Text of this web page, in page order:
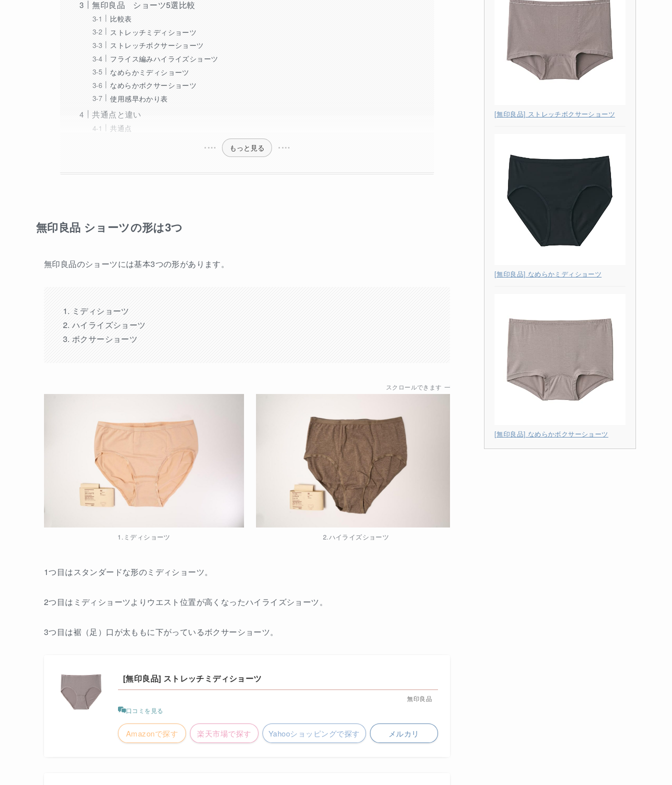
無印良品 ショーツ5選比較
比較表
ストレッチミディショーツ
ストレッチボクサーショーツ
フライス編みハイライズショーツ
なめらかミディショーツ
なめらかボクサーショーツ
使用感早わかり表
共通点と違い
共通点
もっと見る
無印良品 ショーツの形は3つ
無印良品のショーツには基本3つの形があります。
ミディショーツ
ハイライズショーツ
ボクサーショーツ
スクロールできます
1.ミディショーツ 2.ハイライズショーツ
1つ目はスタンダードな形のミディショーツ。
2つ目はミディショーツよりウエスト位置が高くなったハイライズショーツ。
3つ目は裾（足）口が太ももに下がっているボクサーショーツ。
[無印良品] ストレッチミディショーツ
無印良品
口コミを見る
Amazonで探す 楽天市場で探す Yahooショッピングで探す メルカリ
[無印良品] ストレッチボクサーショーツ
[無印良品] なめらかミディショーツ
[無印良品] なめらかボクサーショーツ